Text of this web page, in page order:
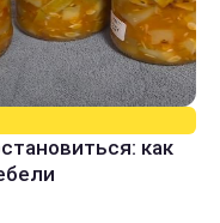
как